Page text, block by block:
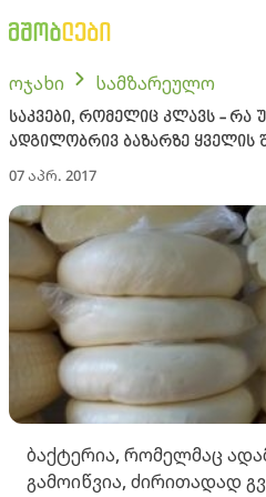
ოჯახი სამზარეულო
საკვები, რომელიც კლავს - რა
ადგილობრივ ბაზარზე ყველის
07 აპრ. 2017
ბაქტერია, რომელმაც
გამოიწვია, ძირითადად